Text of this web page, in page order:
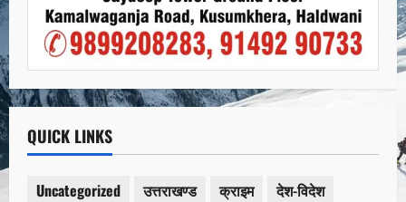
QUICK LINKS
Uncategorized उत्तराखण्ड क्राइम
देश-विदेश